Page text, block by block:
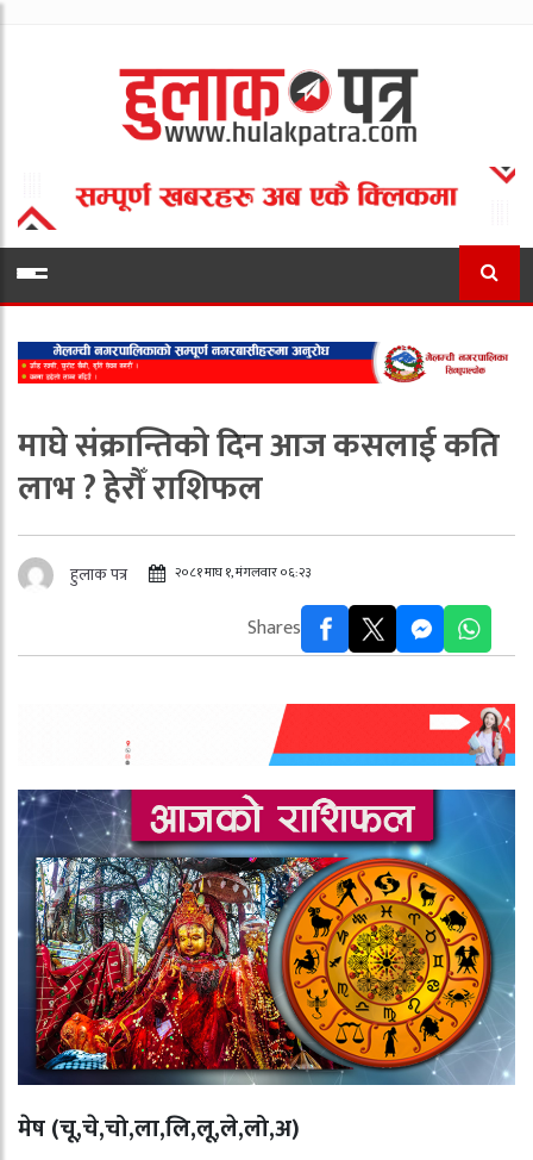
माघे संक्रान्तिको दिन आज कसलाई कति
लाभ ? हेरौँ राशिफल
हुलाक पत्र २०८१ माघ १, मंगलवार ०६:२३
Shares
मेष (चू,चे,चो,ला,लि,लू,ले,लो,अ)